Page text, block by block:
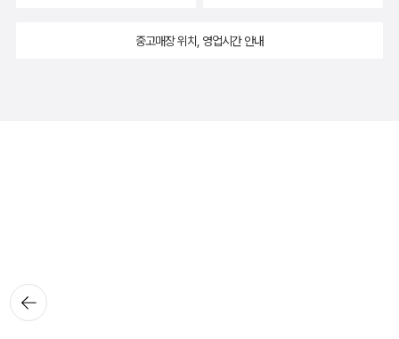
뒤로가
기
중고매장 위치, 영업시간 안내